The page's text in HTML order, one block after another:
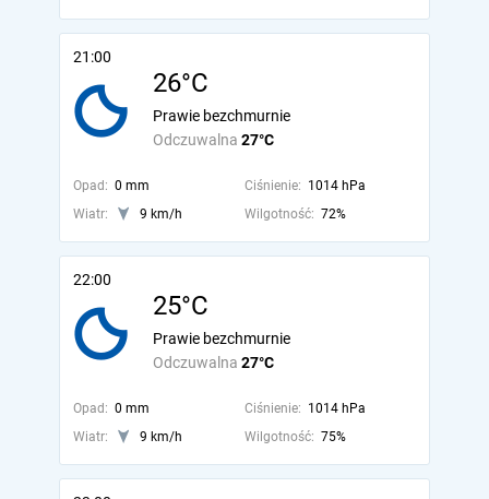
21:00
26°C
Odczuwalna 27°C
Prawie bezchmurnie
Opad: 0 mm Ciśnienie: 1014 hPa
Wiatr:
9 km/h Wilgotność: 72%
22:00
25°C
Odczuwalna 27°C
Prawie bezchmurnie
Opad: 0 mm Ciśnienie: 1014 hPa
Wiatr:
9 km/h Wilgotność: 75%